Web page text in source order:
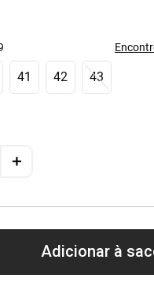
41 42 43
＋